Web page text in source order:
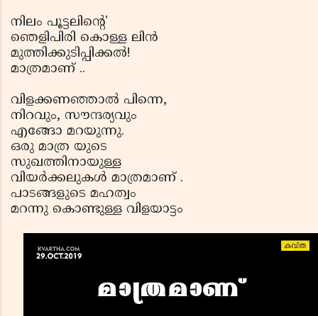
നിലം പൂട്ടലിന്റെ'
ഞെളിപിരി കൊള്ള ലിന്‍
മുത്തിക്കുടിപ്പിക്കല്‍!
മാത്രമാണ് ..
വിളക്കണഞ്ഞാല്‍ പിന്നെ,
നിറവും, സൗന്ദര്യവും
എങ്ങോ മറയുന്നു.
ഒരു മാത്ര യുടെ
സുഖത്തിനായുള്ള
വിയര്‍ക്കലുകള്‍ മാത്രമാണ് .
പാടങ്ങളുടെ മഹത്വം
മറന്നു കൊണ്ടുള്ള വിളയാട്ടം